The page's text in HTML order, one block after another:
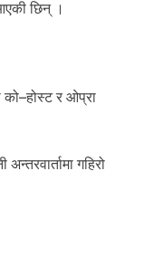
छिन् ।
र ओप्रा
गहिरो